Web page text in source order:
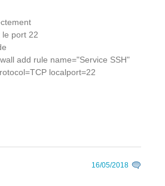
le port 22
add rule name="Service SSH"
localport=22
16/05/2018